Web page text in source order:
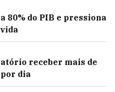
80% do PIB e pressiona
receber mais de
dia